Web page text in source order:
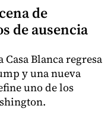
de
de ausencia
Blanca regresa
y una nueva
uno de los